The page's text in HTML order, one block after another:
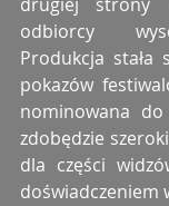
odbiorcy
Produkcja stała
pokazów
nominowana do
zdobędzie
dla części
doświadczeniem